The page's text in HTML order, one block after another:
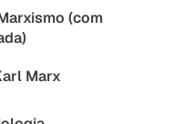
(com
Marx